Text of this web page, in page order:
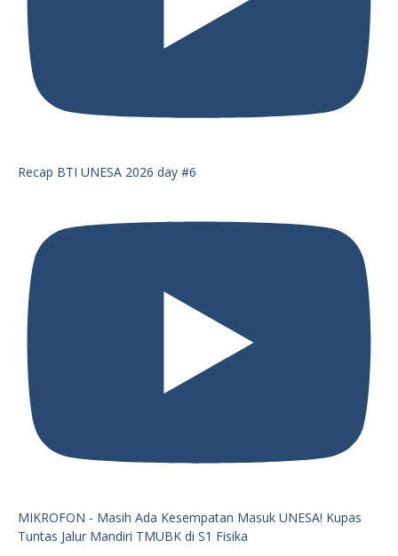
Recap BTI UNESA 2026 day #6
MIKROFON - Masih Ada Kesempatan Masuk UNESA! Kupas
Tuntas Jalur Mandiri TMUBK di S1 Fisika